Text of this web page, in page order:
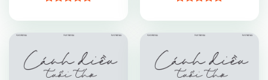
hạng4.85
hạng4.85